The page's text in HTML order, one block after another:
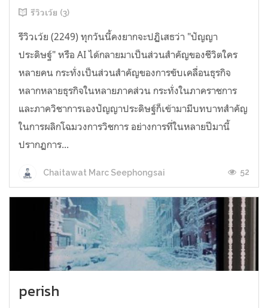
รีวิวเว้ย (3)
รีวิวเว้ย (2249) ทุกวันนี้คงยากจะปฏิเสธว่า "ปัญญา
ประดิษฐ์" หรือ AI ได้กลายมาเป็นส่วนสำคัญของชีวิตใคร
หลายคน กระทั่งเป็นส่วนสำคัญของการขับเคลื่อนธุรกิจ
หลากหลายธุรกิจในหลายภาคส่วน กระทั่งในภาคราชการ
และภาควิชาการเองปัญญาประดิษฐ์ก็เข้ามามีบทบาทสำคัญ
ในการผลิกโฉมวงการวิชการ อย่างการที่ในหลายปีมานี้
ปรากฏการ...
Chaitawat Marc Seephongsai 52
perish